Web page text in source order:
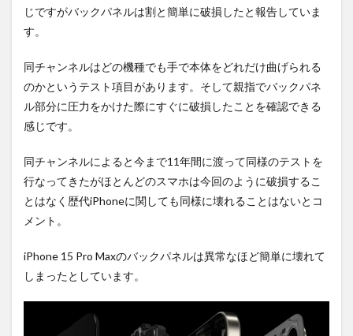
じですがバックパネルは割と簡単に破損したと報告していま
す。
同チャンネルはどの機種でも手で本体をどれだけ曲げられる
のかというテスト項目があります。そして親指でバックパネ
ル部分に圧力をかけた際にすぐに破損したことを確認できる
感じです。
同チャンネルによると今まで11年間に渡って同様のテストを
行なってきたがほとんどのスマホは今回のように破損するこ
とはなく歴代iPhoneに関しても同様に壊れることはないとコ
メント。
iPhone 15 Pro Maxのバックパネルは異常なほど簡単に壊れて
しまったとしています。